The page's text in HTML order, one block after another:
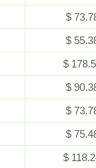
$
$
$
$
$
$
$